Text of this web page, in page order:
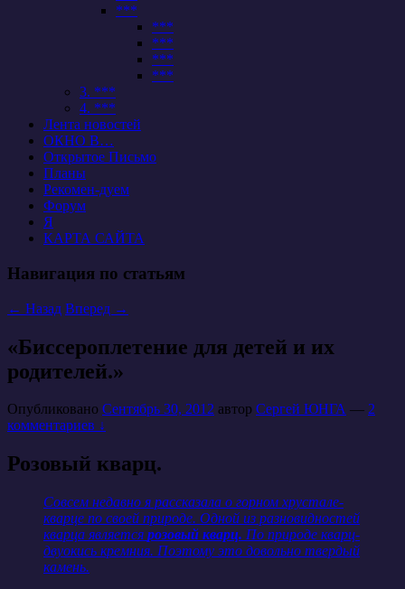
***
***
***
***
***
3. ***
4. ***
Лента новостей
ОКНО В…
Открытое Письмо
Планы
Рекомен-дуем
Форум
Я
КАРТА САЙТА
Навигация по статьям
← Назад Вперед →
«Биссероплетение для детей и их
родителей.»
Опубликовано Сентябрь 30, 2012 автор Сергей ЮНГА — 2
комментариев ↓
Розовый кварц.
Совсем недавно я рассказала о горном хрустале-
кварце по своей природе. Одной из разновидностей
кварца является розовый кварц. По природе кварц-
двуокись кремния. Поэтому это довольно твердый
камень.